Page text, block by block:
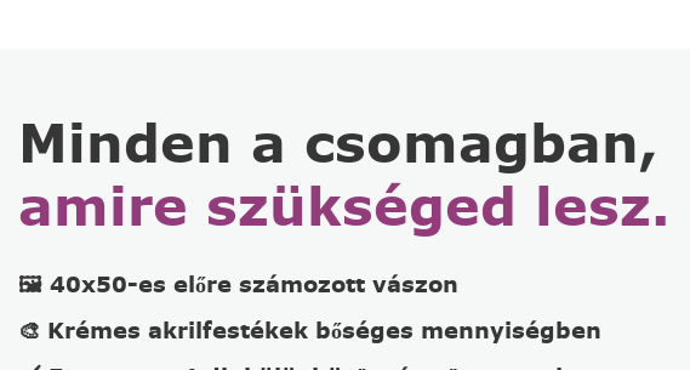
Minden a csomagban,
amire szükséged lesz.
🖼️ 40x50-es előre számozott vászon
🎨 Krémes akrilfestékek bőséges mennyiségben